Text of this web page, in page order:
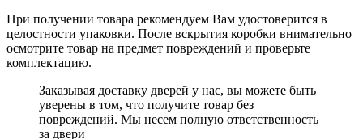
При получении товара рекомендуем Вам удостоверится в
целостности упаковки. После вскрытия коробки внимательно
осмотрите товар на предмет повреждений и проверьте
комплектацию.
Заказывая доставку дверей у нас, вы можете быть
уверены в том, что получите товар без
повреждений. Мы несем полную ответственность
за двери